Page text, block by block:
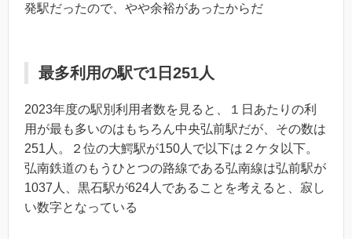
発駅だったので、やや余裕があったからだ
最多利用の駅で1日251人
2023年度の駅別利用者数を見ると、１日あたりの利
用が最も多いのはもちろん中央弘前駅だが、その数は
251人。２位の大鰐駅が150人で以下は２ケタ以下。
弘南鉄道のもうひとつの路線である弘南線は弘前駅が
1037人、黒石駅が624人であることを考えると、寂し
い数字となっている